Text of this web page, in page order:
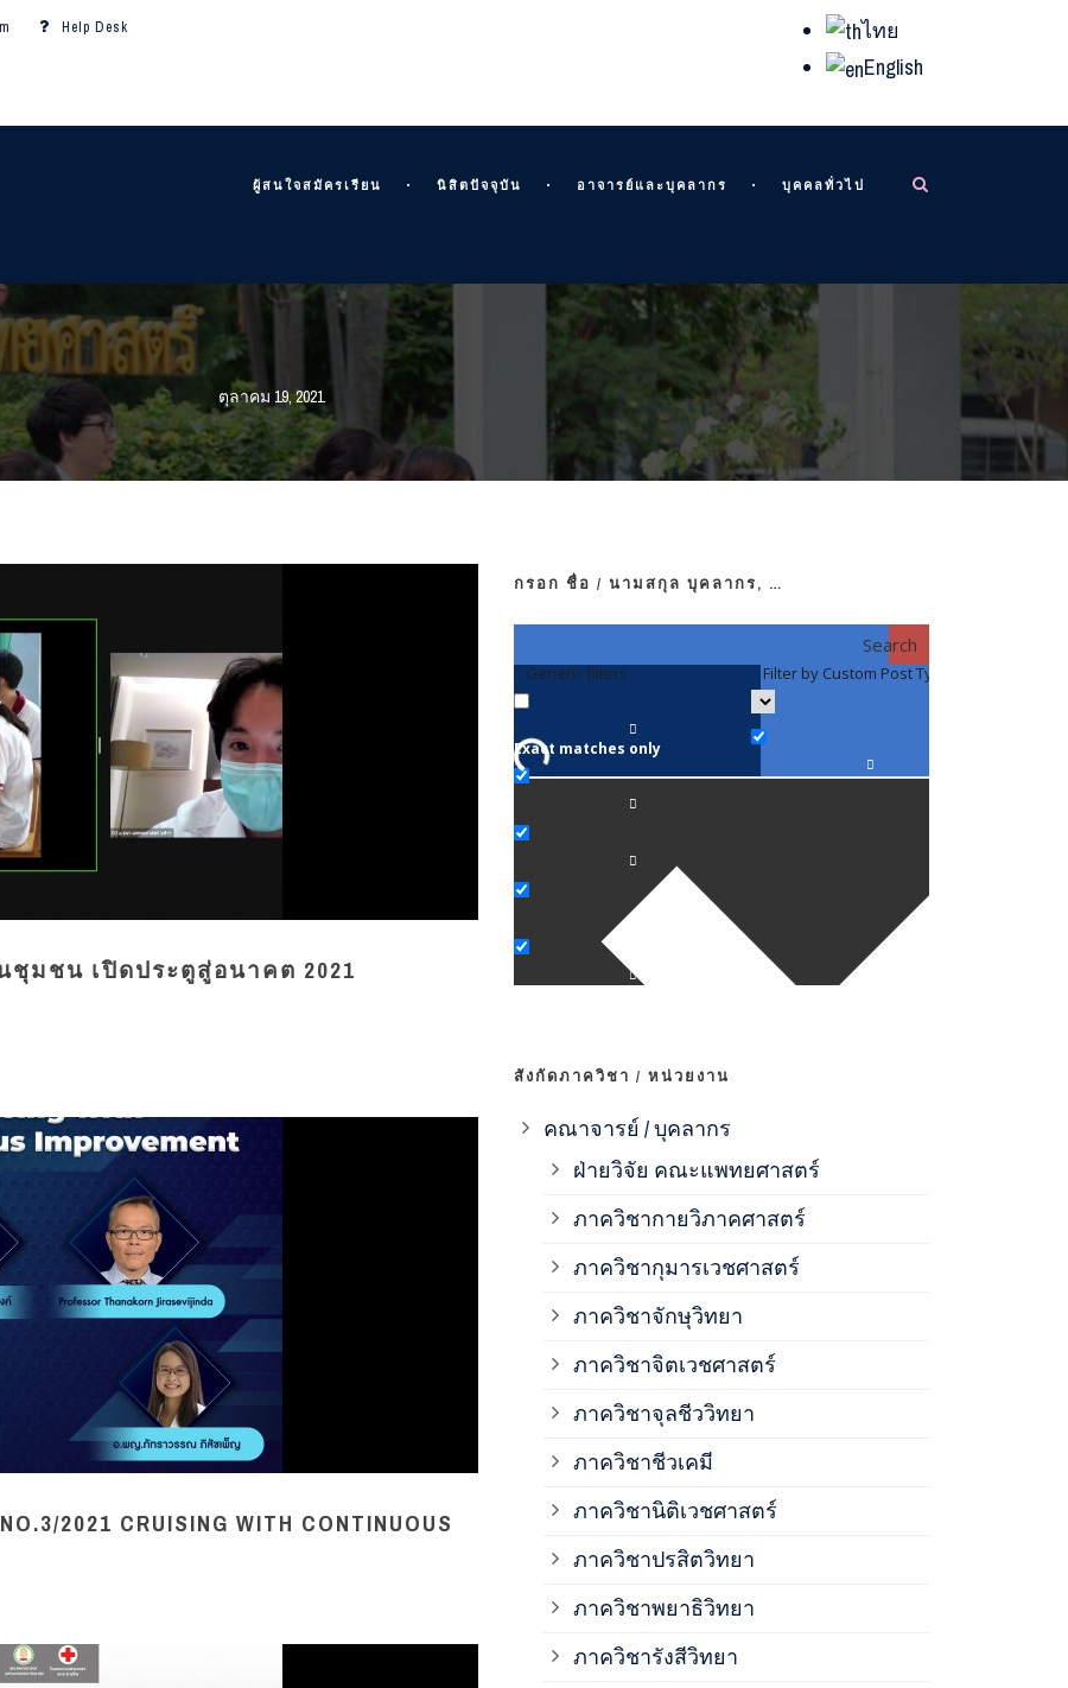
Help Desk
ไทย
English
ผู้สนใจสมัครเรียน นิสิตปัจจุบัน อาจารย์และบุคลากร บุคคลทั่วไป
ตุลาคม 19, 2021
มชน เปิดประตูสู่อนาคต 2021
2021 CRUISING WITH CONTINUOUS
กรอก ชื่อ / นามสกุล บุคลากร, …
Search
Generic filters
Exact matches only
Filter by Custom Post Type
สังกัดภาควิชา / หน่วยงาน
คณาจารย์ / บุคลากร
ฝ่ายวิจัย คณะแพทยศาสตร์
ภาควิชากายวิภาคศาสตร์
ภาควิชากุมารเวชศาสตร์
ภาควิชาจักษุวิทยา
ภาควิชาจิตเวชศาสตร์
ภาควิชาจุลชีววิทยา
ภาควิชาชีวเคมี
ภาควิชานิติเวชศาสตร์
ภาควิชาปรสิตวิทยา
ภาควิชาพยาธิวิทยา
ภาควิชารังสีวิทยา